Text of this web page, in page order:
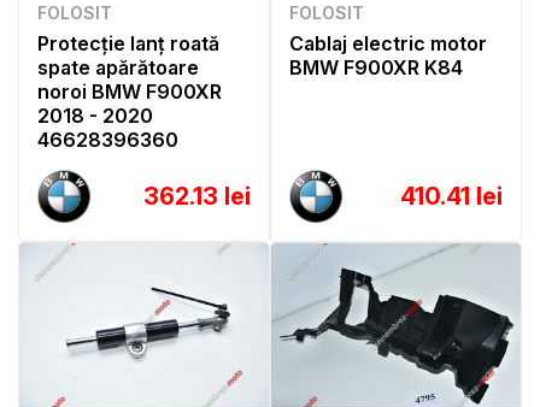
FOLOSIT
Protecție lanț roată
spate apărătoare
noroi BMW F900XR
2018 - 2020
46628396360
362.13 lei
FOLOSIT
Cablaj electric motor
BMW F900XR K84
410.41 lei